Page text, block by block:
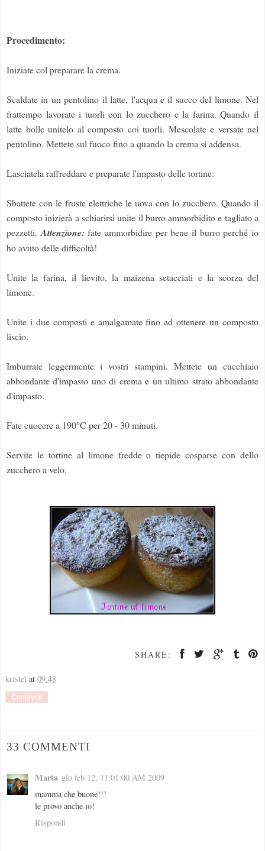
Procedimento:
Iniziate col preparare la crema.
Scaldate in un pentolino il latte, l'acqua e il succo del limone. Nel
frattempo lavorate i tuorli con lo zucchero e la farina. Quando il
latte bolle unitelo al composto coi tuorli. Mescolate e versate nel
pentolino. Mettete sul fuoco fino a quando la crema si addensa.
Lasciatela raffreddare e preparate l'impasto delle tortine:
Sbattete con le fruste elettriche le uova con lo zucchero. Quando il
composto inizierà a schiarirsi unite il burro ammorbidito e tagliato a
pezzetti.Attenzione: fate ammorbidire per bene il burro perché io
ho avuto delle difficoltà!
Unite la farina, il lievito, la maizena setacciati e la scorza del
limone.
Unite i due composti e amalgamate fino ad ottenere un composto
liscio.
Imburrate leggermente i vostri stampini. Mettete un cucchiaio
abbondante d'impasto uno di crema e un ultimo strato abbondante
d'impasto.
Fate cuocere a 190°C per 20 - 30 minuti.
Servite le tortine al limone fredde o tiepide cosparse con dello
zucchero a velo.
SHARE:
kristel at 09:48
Condividi
33 COMMENTI
Marta gio feb 12, 11:01:00 AM 2009
mamma che buone!!!
le provo anche io!
Rispondi